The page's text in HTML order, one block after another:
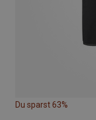
Du sparst 63%